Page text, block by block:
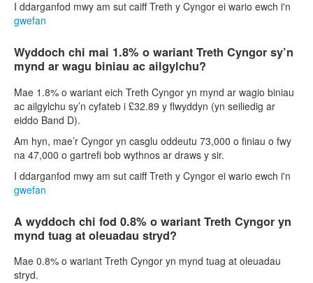
I ddarganfod mwy am sut caiff Treth y Cyngor ei wario ewch i'n
gwefan
Wyddoch chi mai 1.8% o wariant Treth Cyngor sy’n
mynd ar wagu biniau ac ailgylchu?
Mae 1.8% o wariant eich Treth Cyngor yn mynd ar wagio biniau
ac ailgylchu sy’n cyfateb i £32.89 y flwyddyn (yn seiliedig ar
eiddo Band D).
Am hyn, mae’r Cyngor yn casglu oddeutu 73,000 o finiau o fwy
na 47,000 o gartrefi bob wythnos ar draws y sir.
I ddarganfod mwy am sut caiff Treth y Cyngor ei wario ewch i'n
gwefan
A wyddoch chi fod 0.8% o wariant Treth Cyngor yn
mynd tuag at oleuadau stryd?
Mae 0.8% o wariant Treth Cyngor yn mynd tuag at oleuadau
stryd.